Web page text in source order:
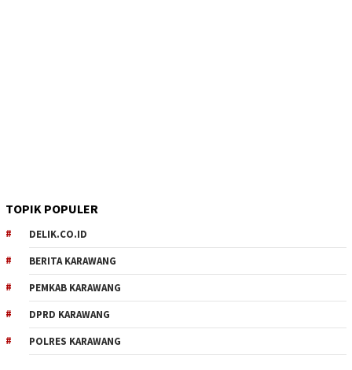
TOPIK POPULER
DELIK.CO.ID
BERITA KARAWANG
PEMKAB KARAWANG
DPRD KARAWANG
POLRES KARAWANG